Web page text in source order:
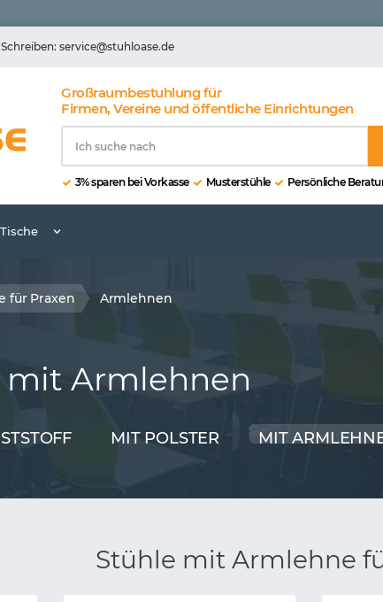
Schreiben: service@stuhloase.de
Großraumbestuhlung für
Firmen, Vereine und öffentliche Einrichtungen
3% sparen bei Vorkasse Musterstühle Persönliche
Tische
für Praxen Armlehnen
mit Armlehnen
MIT POLSTER MIT
Stühle mit Armlehne